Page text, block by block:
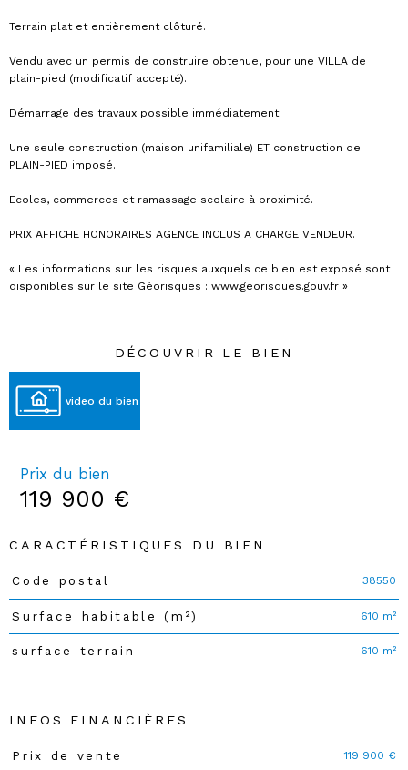
Terrain plat et entièrement clôturé.
Vendu avec un permis de construire obtenue, pour une VILLA de
plain-pied (modificatif accepté).
Démarrage des travaux possible immédiatement.
Une seule construction (maison unifamiliale) ET construction de
PLAIN-PIED imposé.
Ecoles, commerces et ramassage scolaire à proximité.
PRIX AFFICHE HONORAIRES AGENCE INCLUS A CHARGE VENDEUR.
« Les informations sur les risques auxquels ce bien est exposé sont
disponibles sur le site Géorisques : www.georisques.gouv.fr »
DÉCOUVRIR LE BIEN
video du bien
Prix du bien
119 900 €
CARACTÉRISTIQUES DU BIEN
Caractéristiques
Code postal 38550
Surface habitable (m²) 610 m²
surface terrain 610 m²
INFOS FINANCIÈRES
Caractéristiques Valeurs
Prix de vente 119 900 €